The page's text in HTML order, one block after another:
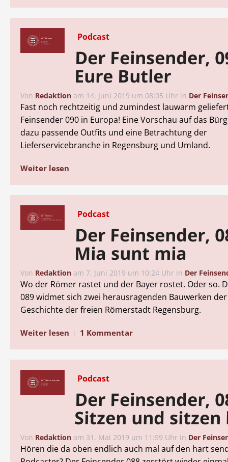
Podcast
Der Feinsender,
Eure Butler
Von Redaktion am 14. Juni 2019 um 08:05 Uhr in Der
Fast noch rechtzeitig und zumindest lauwarm
Feinsender 090 in Europa! Eine Vorschau auf das
dazu passende Outfits und eine Betrachtung der
Lieferservicebranche in Regensburg und Umland.
Weiter lesen
Podcast
Der Feinsender,
Mia sunt mia
Von Redaktion am 7. Juni 2019 um 10:24 Uhr in Der
Wo der Römer rastet und der Bayer rostet. Oder so.
089 widmet sich zwei herausragenden Bauwerken
Geschichte der freien Römerstadt Regensburg.
Weiter lesen 1 Kommentar
Podcast
Der Feinsender,
Sitzen und sitzen
Von Redaktion am 31. Mai 2019 um 11:59 Uhr in Der
Hören die da oben endlich auch mal auf den hart